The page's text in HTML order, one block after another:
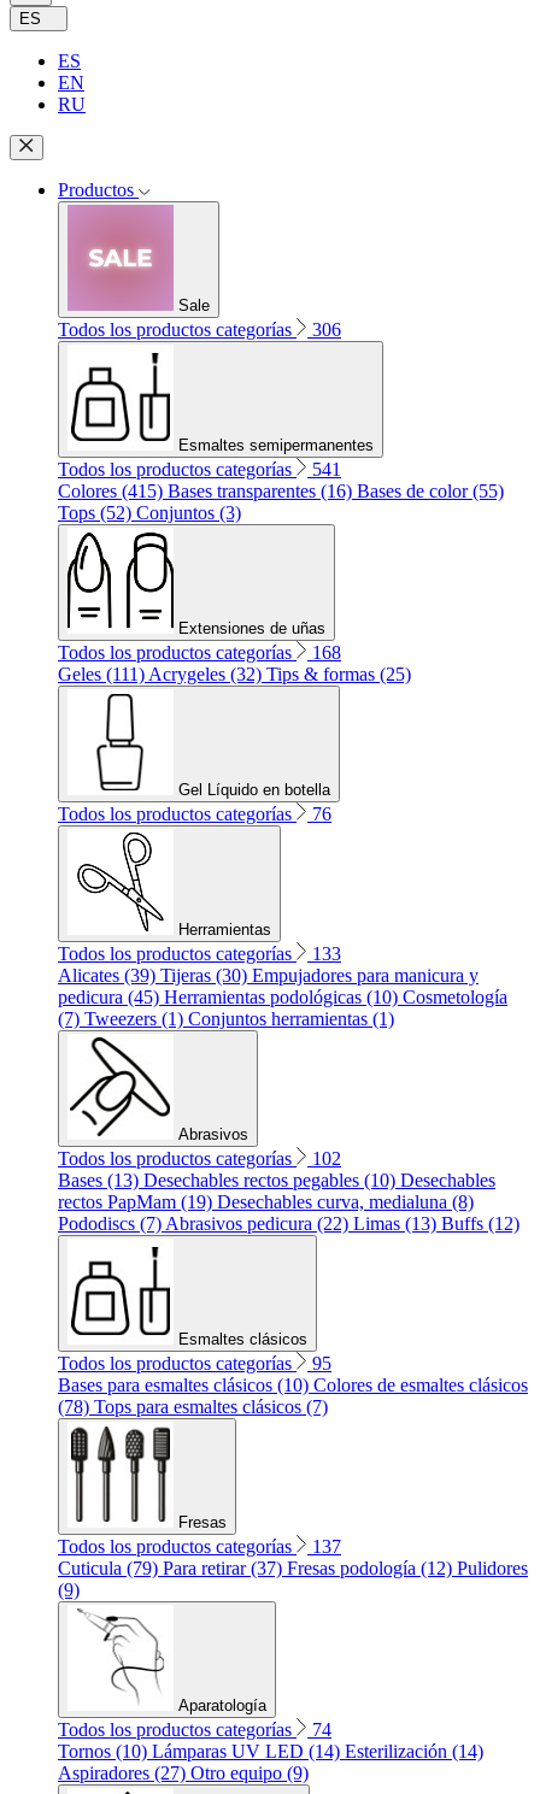
ES
ES
EN
RU
Productos
Sale
Todos los productos categorías 306
Esmaltes semipermanentes
Todos los productos categorías
541
Colores (415) Bases transparentes (16) Bases de color (55)
Tops (52) Conjuntos (3)
Extensiones de uñas
Todos los productos categorías
168
Geles (111) Acrygeles (32) Tips & formas (25)
Gel Líquido en botella
Todos los productos categorías 76
Herramientas
Todos los productos categorías
133
Alicates (39) Tijeras (30) Empujadores para manicura y
pedicura (45) Herramientas podológicas (10) Cosmetología
(7) Tweezers (1) Conjuntos herramientas (1)
Abrasivos
Todos los productos categorías
102
Bases (13) Desechables rectos pegables (10) Desechables
rectos PapMam (19) Desechables curva, medialuna (8)
Pododiscs (7) Abrasivos pedicura (22) Limas (13) Buffs (12)
Esmaltes clásicos
Todos los productos categorías
95
Bases para esmaltes clásicos (10) Colores de esmaltes clásicos
(78) Tops para esmaltes clásicos (7)
Fresas
Todos los productos categorías
137
Cuticula (79) Para retirar (37) Fresas podología (12) Pulidores
(9)
Aparatología
Todos los productos categorías
74
Tornos (10) Lámparas UV LED (14) Esterilización (14)
Aspiradores (27) Otro equipo (9)